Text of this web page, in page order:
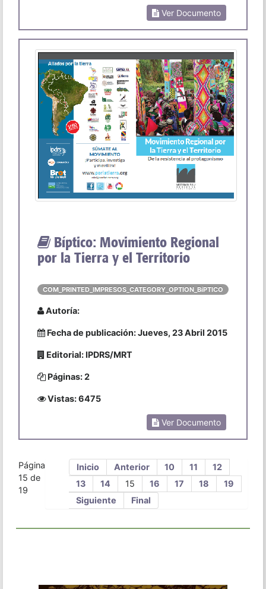
Ver Documento
Bíptico: Movimiento Regional
por la Tierra y el Territorio
COM_PRINTED_IMPRESOS_CATEGORY_OPTION_BíPTICO
Autoría:
Fecha de publicación: Jueves, 23 Abril 2015
Editorial: IPDRS/MRT
Páginas: 2
Vistas: 6475
Ver Documento
Página
15 de
19
Inicio Anterior 10 11
12
13
14 15 16 17 18
19
Siguiente
Final